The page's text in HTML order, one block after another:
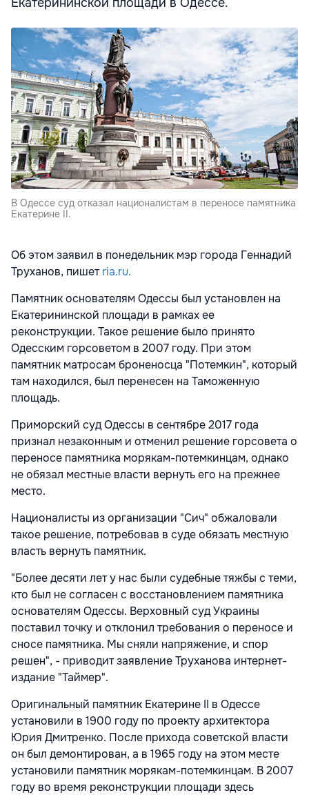
В Одессе суд отказал националистам в переносе памятника
Екатерине II.
Об этом заявил в понедельник мэр города Геннадий
Труханов, пишетria.ru.
Памятник основателям Одессы был установлен на
Екатерининской площади в рамках ее
реконструкции. Такое решение было принято
Одесским горсоветом в 2007 году. При этом
памятник матросам броненосца "Потемкин", который
там находился, был перенесен на Таможенную
площадь.
Приморский суд Одессы в сентябре 2017 года
признал незаконным и отменил решение горсовета о
переносе памятника морякам-потемкинцам, однако
не обязал местные власти вернуть его на прежнее
место.
Националисты из организации "Сич" обжаловали
такое решение, потребовав в суде обязать местную
власть вернуть памятник.
"Более десяти лет у нас были судебные тяжбы с теми,
кто был не согласен с восстановлением памятника
основателям Одессы. Верховный суд Украины
поставил точку и отклонил требования о переносе и
сносе памятника. Мы сняли напряжение, и спор
решен", - приводит заявление Труханова интернет-
издание "Таймер".
Оригинальный памятник Екатерине II в Одессе
установили в 1900 году по проекту архитектора
Юрия Дмитренко. После прихода советской власти
он был демонтирован, а в 1965 году на этом месте
установили памятник морякам-потемкинцам. В 2007
году во время реконструкции площади здесь